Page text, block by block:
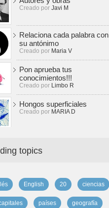
Creado por Javi M
Relaciona cada palabra con
su antónimo
Creado por Maria V
Pon aprueba tus
conocimientos!!!
Creado por Limbo R
Hongos superficiales
Creado por MARIA D
topics
English 20 ciencias
países geografía